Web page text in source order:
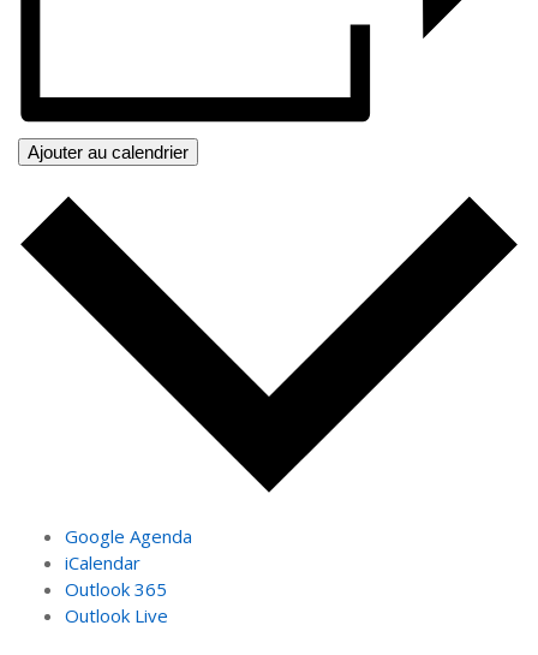
Ajouter au calendrier
Google Agenda
iCalendar
Outlook 365
Outlook Live